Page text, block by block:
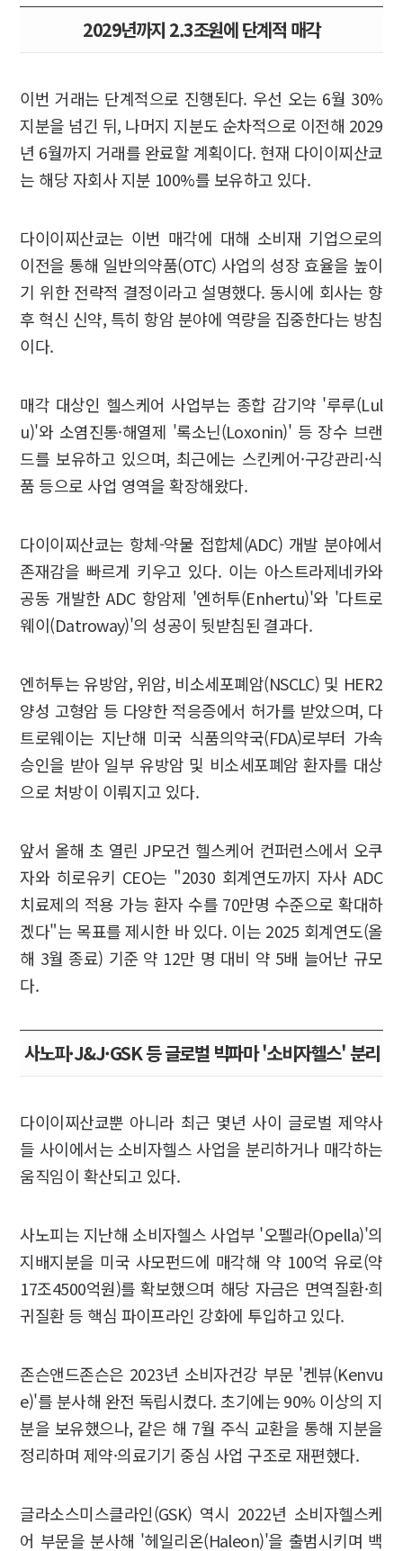
2029년까지 2.3조원에 단계적 매각
이번 거래는 단계적으로 진행된다. 우선 오는 6월 30%
지분을 넘긴 뒤, 나머지 지분도 순차적으로 이전해 2029
년 6월까지 거래를 완료할 계획이다. 현재 다이이찌산쿄
는 해당 자회사 지분 100%를 보유하고 있다.
다이이찌산쿄는 이번 매각에 대해 소비재 기업으로의
이전을 통해 일반의약품(OTC) 사업의 성장 효율을 높이
기 위한 전략적 결정이라고 설명했다. 동시에 회사는 향
후 혁신 신약, 특히 항암 분야에 역량을 집중한다는 방침
이다.
매각 대상인 헬스케어 사업부는 종합 감기약 '루루(Lul
u)'와 소염진통·해열제 '록소닌(Loxonin)' 등 장수 브랜
드를 보유하고 있으며, 최근에는 스킨케어·구강관리·식
품 등으로 사업 영역을 확장해왔다.
다이이찌산쿄는 항체-약물 접합체(ADC) 개발 분야에서
존재감을 빠르게 키우고 있다. 이는 아스트라제네카와
공동 개발한 ADC 항암제 '엔허투(Enhertu)'와 '다트로
웨이(Datroway)'의 성공이 뒷받침된 결과다.
엔허투는 유방암, 위암, 비소세포폐암(NSCLC) 및 HER2
양성 고형암 등 다양한 적응증에서 허가를 받았으며, 다
트로웨이는 지난해 미국 식품의약국(FDA)로부터 가속
승인을 받아 일부 유방암 및 비소세포폐암 환자를 대상
으로 처방이 이뤄지고 있다.
앞서 올해 초 열린 JP모건 헬스케어 컨퍼런스에서 오쿠
자와 히로유키 CEO는 "2030 회계연도까지 자사 ADC
치료제의 적용 가능 환자 수를 70만명 수준으로 확대하
겠다"는 목표를 제시한 바 있다. 이는 2025 회계연도(올
해 3월 종료) 기준 약 12만 명 대비 약 5배 늘어난 규모
다.
사노피·J&J·GSK 등 글로벌 빅파마 '소비자헬스' 분리
다이이찌산쿄뿐 아니라 최근 몇년 사이 글로벌 제약사
들 사이에서는 소비자헬스 사업을 분리하거나 매각하는
움직임이 확산되고 있다.
사노피는 지난해 소비자헬스 사업부 '오펠라(Opella)'의
지배지분을 미국 사모펀드에 매각해 약 100억 유로(약
17조4500억원)를 확보했으며 해당 자금은 면역질환·희
귀질환 등 핵심 파이프라인 강화에 투입하고 있다.
존슨앤드존슨은 2023년 소비자건강 부문 '켄뷰(Kenvu
e)'를 분사해 완전 독립시켰다. 초기에는 90% 이상의 지
분을 보유했으나, 같은 해 7월 주식 교환을 통해 지분을
정리하며 제약·의료기기 중심 사업 구조로 재편했다.
글라소스미스클라인(GSK) 역시 2022년 소비자헬스케
어 부문을 분사해 '헤일리온(Haleon)'을 출범시키며 백